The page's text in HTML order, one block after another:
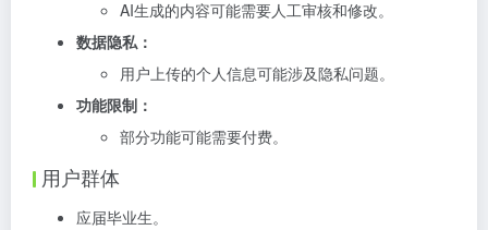
AI生成的内容可能需要人工审核和修改。
数据隐私：
用户上传的个人信息可能涉及隐私问题。
功能限制：
部分功能可能需要付费。
用户群体
应届毕业生。